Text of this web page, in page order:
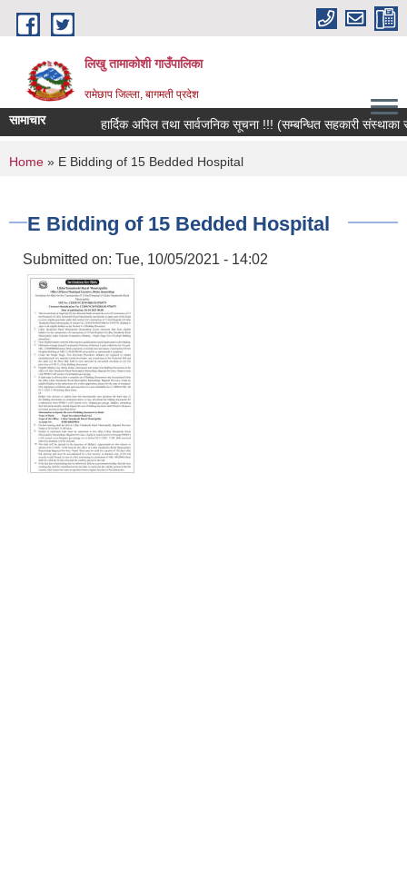
Skip to main content
लिखु तामाकोशी गाउँपालिका
रामेछाप जिल्ला, बागमती प्रदेश
सामाचार हार्दिक अपिल तथा सार्वजनिक सूचना !!! (सम्बन्धित सहकारी संस्थाका
You are here
Home » E Bidding of 15 Bedded Hospital
E Bidding of 15 Bedded Hospital
Submitted on: Tue, 10/05/2021 - 14:02